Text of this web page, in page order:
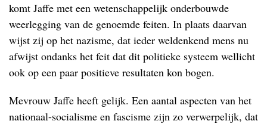
komt Jaffe met een wetenschappelijk onderbouwde
weerlegging van de genoemde feiten. In plaats daarvan
wijst zij op het nazisme, dat ieder weldenkend mens nu
afwijst ondanks het feit dat dit politieke systeem wellicht
ook op een paar positieve resultaten kon bogen.
Mevrouw Jaffe heeft gelijk. Een aantal aspecten van het
nationaal-socialisme en fascisme zijn zo verwerpelijk, dat